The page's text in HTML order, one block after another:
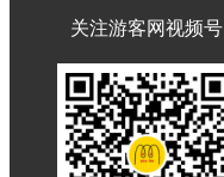
关注游客网视频号